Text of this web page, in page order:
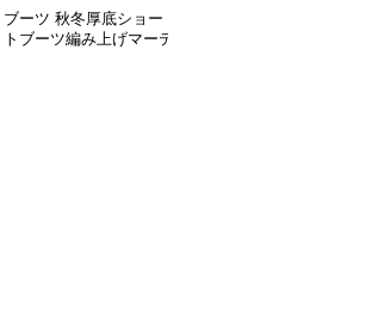
ブーツ 秋冬厚底ショー
トブーツ編み上げマーテ